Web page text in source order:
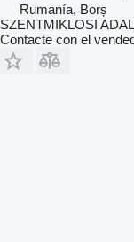
Rumanía, Borș
SZENTMIKLOSI
Contacte con el